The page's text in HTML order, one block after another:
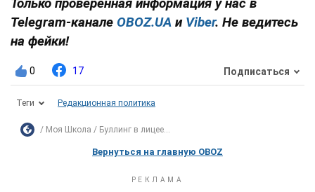
Только проверенная информация у нас в
Telegram-канале OBOZ.UA и Viber. Не ведитесь
на фейки!
0 17 Подписаться
Теги Редакционная политика
Моя Школа Буллинг в лицее...
Вернуться на главную OBOZ